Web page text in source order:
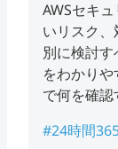
AWSセキ
いリスク
別に検討
をわかり
で何を確認
#24時間